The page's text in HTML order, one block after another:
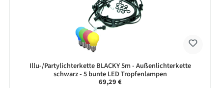
Illu-/Partylichterkette BLACKY 5m - Außenlichterkette
schwarz - 5 bunte LED Tropfenlampen
Regulärer Preis:
69,29 €